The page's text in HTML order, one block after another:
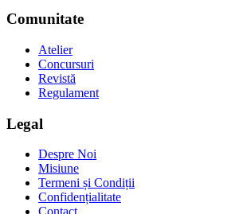
Comunitate
Atelier
Concursuri
Revistă
Regulament
Legal
Despre Noi
Misiune
Termeni și Condiții
Confidențialitate